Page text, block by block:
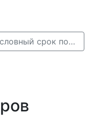
Условный срок получил сбивший насмерть 12-летнюю девочку нижегородец →